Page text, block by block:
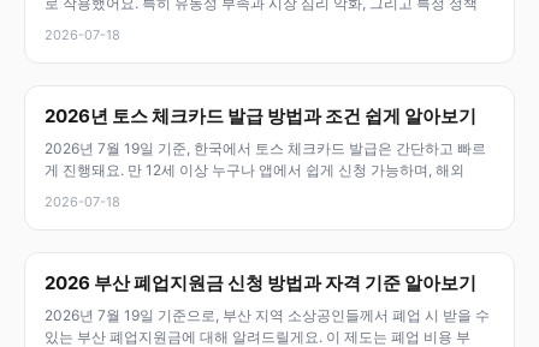
2026-07-18
2026년 토스 체크카드 발급 방법과 조건 쉽게 알아보기
2026년 7월 19일 기준, 한국에서 토스 체크카드 발급은 간단하고 빠르
게 진행돼요. 만 12세 이상 누구나 앱에서 쉽게 신청 가능하며, 해외
2026-07-18
2026 부산 폐업지원금 신청 방법과 자격 기준 알아보기
2026년 7월 19일 기준으로, 부산 지역 소상공인들께서 폐업 시 받을 수
있는 부산 폐업지원금에 대해 알려드릴게요. 이 제도는 폐업 비용 부